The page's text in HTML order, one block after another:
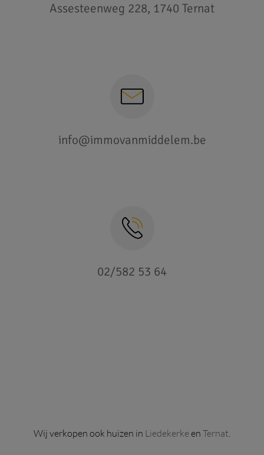
Assesteenweg 228, 1740 Ternat
info@immovanmiddelem.be
02/582 53 64
Wij verkopen ook huizen in Liedekerkeen Ternat.